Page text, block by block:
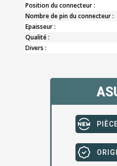
Position du connecteur :
Nombre de pin du connecteur :
Epaisseur :
Qualité :
Divers :